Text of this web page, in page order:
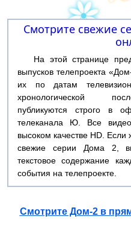
Смотрите свежие
На этой странице
выпусков телепроекта
их по датам
хронологической
публикуются строго в
телеканала Ю. Все
высоком качестве HD.
свежие серии Дома 2,
текстовое содержание
события на телепроекте.
Смотрите Дом-2 в